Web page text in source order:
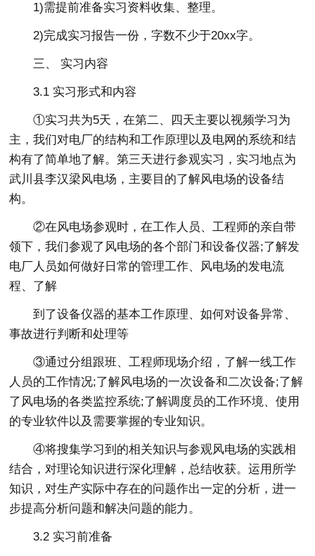
1)需提前准备实习资料收集、整理。
2)完成实习报告一份，字数不少于20xx字。
三、 实习内容
3.1 实习形式和内容
①实习共为5天，在第二、四天主要以视频学习为
主，我们对电厂的结构和工作原理以及电网的系统和结
构有了简单地了解。第三天进行参观实习，实习地点为
武川县李汉梁风电场，主要目的了解风电场的设备结
构。
②在风电场参观时，在工作人员、工程师的亲自带
领下，我们参观了风电场的各个部门和设备仪器;了解发
电厂人员如何做好日常的管理工作、风电场的发电流
程、了解
到了设备仪器的基本工作原理、如何对设备异常、
事故进行判断和处理等
③通过分组跟班、工程师现场介绍，了解一线工作
人员的工作情况;了解风电场的一次设备和二次设备;了解
了风电场的各类监控系统;了解调度员的工作环境、使用
的专业软件以及需要掌握的专业知识。
④将搜集学习到的相关知识与参观风电场的实践相
结合，对理论知识进行深化理解，总结收获。运用所学
知识，对生产实际中存在的问题作出一定的分析，进一
步提高分析问题和解决问题的能力。
3.2 实习前准备